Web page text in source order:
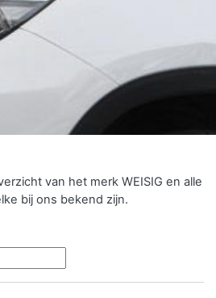
van het merk WEISIG en alle
bij ons bekend zijn.